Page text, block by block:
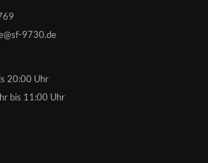
9730.de
20:00 Uhr
bis 11:00 Uhr